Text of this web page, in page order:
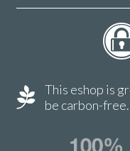
This eshop is
be carbon-free.